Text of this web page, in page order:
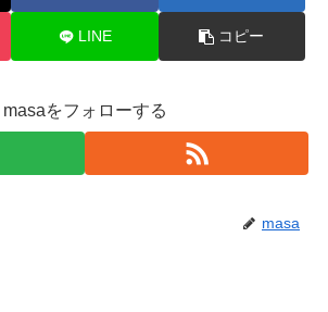
LINE コピー
masaをフォローする
masa